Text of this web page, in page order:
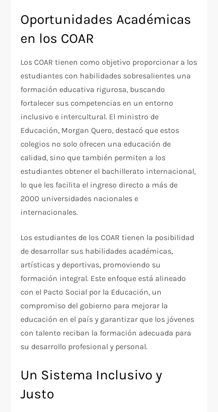
Oportunidades Académicas
en los COAR
Los COAR tienen como objetivo proporcionar a los
estudiantes con habilidades sobresalientes una
formación educativa rigurosa, buscando
fortalecer sus competencias en un entorno
inclusivo e intercultural. El ministro de
Educación, Morgan Quero, destacó que estos
colegios no solo ofrecen una educación de
calidad, sino que también permiten a los
estudiantes obtener el bachillerato internacional,
lo que les facilita el ingreso directo a más de
2000 universidades nacionales e
internacionales.
Los estudiantes de los COAR tienen la posibilidad
de desarrollar sus habilidades académicas,
artísticas y deportivas, promoviendo su
formación integral. Este enfoque está alineado
con el Pacto Social por la Educación, un
compromiso del gobierno para mejorar la
educación en el país y garantizar que los jóvenes
con talento reciban la formación adecuada para
su desarrollo profesional y personal.
Un Sistema Inclusivo y
Justo